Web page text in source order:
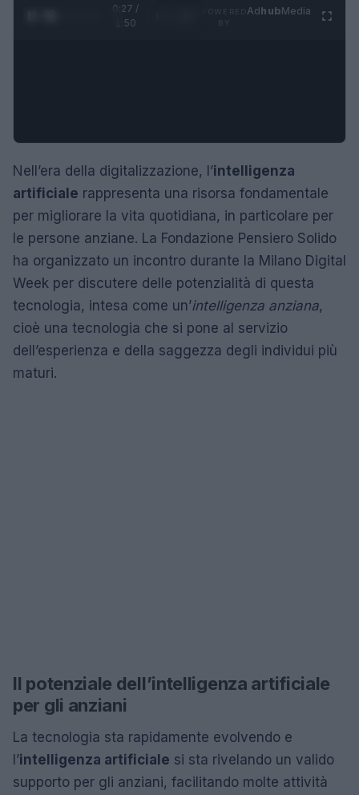
0:28 /
1:50
AdhubMedia
Nell’era della digitalizzazione, l’intelligenza
artificiale rappresenta una risorsa fondamentale
per migliorare la vita quotidiana, in particolare per
le persone anziane. La Fondazione Pensiero Solido
ha organizzato un incontro durante la Milano Digital
Week per discutere delle potenzialità di questa
tecnologia, intesa come un’intelligenza anziana,
cioè una tecnologia che si pone al servizio
dell’esperienza e della saggezza degli individui più
maturi.
Il potenziale dell’intelligenza artificiale
per gli anziani
La tecnologia sta rapidamente evolvendo e
l’intelligenza artificiale si sta rivelando un valido
supporto per gli anziani, facilitando molte attività